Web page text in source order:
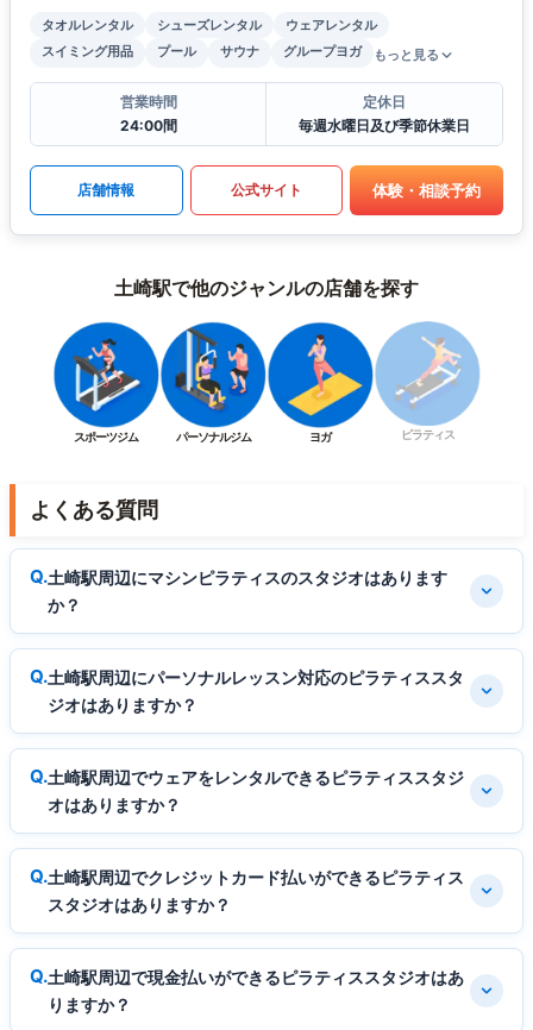
タオルレンタル シューズレンタル
ウェアレンタル
スイミング用品
プール サウナ グループヨガ もっと見る
営業時間
24:00間
定休日
毎週水曜日及び季節休業日
店舗情報 公式サイト 体験・相談予約
土崎駅で他のジャンルの店舗を探す
スポーツジム パーソナルジム ヨガ ピラティス
よくある質問
土崎駅周辺にマシンピラティスのスタジオはあります
か？
土崎駅周辺にパーソナルレッスン対応のピラティススタ
ジオはありますか？
土崎駅周辺でウェアをレンタルできるピラティススタジ
オはありますか？
土崎駅周辺でクレジットカード払いができるピラティス
スタジオはありますか？
土崎駅周辺で現金払いができるピラティススタジオはあ
りますか？